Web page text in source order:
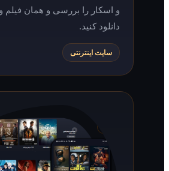
و اسکار را بررسی و همان فیلم و سریال را
سایت اینترنتی